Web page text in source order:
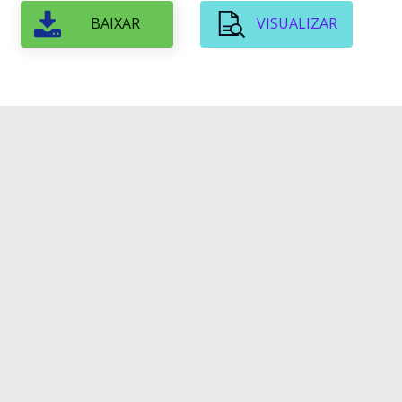
BAIXAR VISUALIZAR